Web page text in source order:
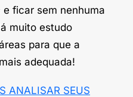
e ficar sem nenhuma
muito estudo
para que a
adequada!
ANALISAR SEUS